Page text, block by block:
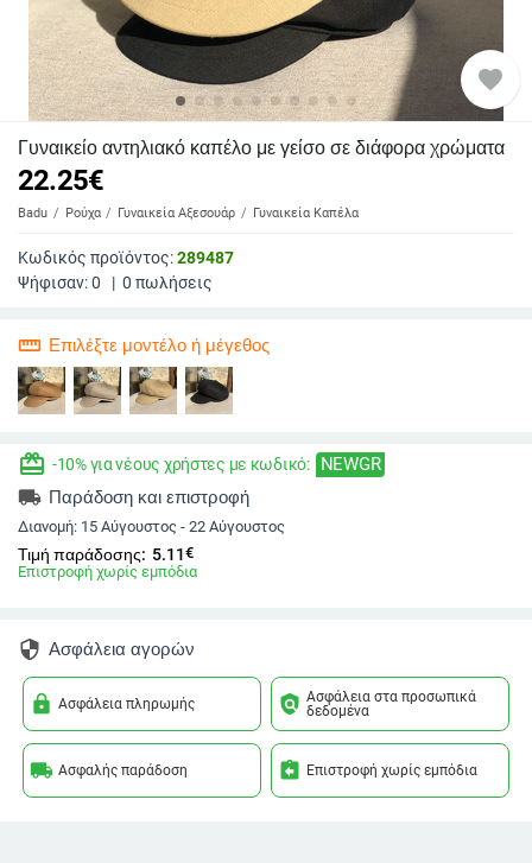
favorite
Γυναικείο αντηλιακό καπέλο με γείσο σε διάφορα χρώματα
22.25€
Badu Ρούχα Γυναικεία Αξεσουάρ Γυναικεία Καπέλα
Κωδικός προϊόντος:289487
Ψήφισαν:0 | 0 πωλήσεις
straighten Επιλέξτε μοντέλο ή μέγεθος
redeem -10% για νέους χρήστες με κωδικό: NEWGR
local_shipping Παράδοση και επιστροφή
Διανομή: 15 Αύγουστος - 22 Αύγουστος
Τιμή παράδοσης: 5.11€
Επιστροφή χωρίς εμπόδια
security Ασφάλεια αγορών
lock Ασφάλεια πληρωμής policy Ασφάλεια στα προσωπικά
δεδομένα
local_shipping Ασφαλής παράδοση assignment_return Επιστροφή χωρίς εμπόδια